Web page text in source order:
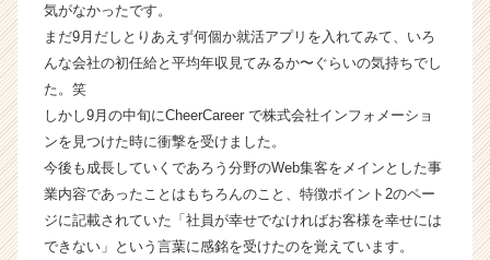
か
ら
カ
ウ
ト
届
く
就
気がなかったです。
まだ9月だしとりあえず何個か就活アプリを入れてみて、いろ
んな会社の初任給と平均年収見てみるか〜ぐらいの気持ちでし
た。笑
しかし9月の中旬にCheerCareer で株式会社インフォメーショ
ンを見つけた時に衝撃を受けました。
今後も成長していくであろう分野のWeb集客をメインとした事
業内容であったことはもちろんのこと、特徴ポイント2のペー
ジに記載されていた「社員が幸せでなければお客様を幸せには
できない」という言葉に感銘を受けたのを覚えています。